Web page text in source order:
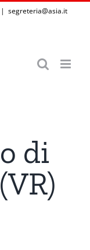
| segreteria@asia.it
di